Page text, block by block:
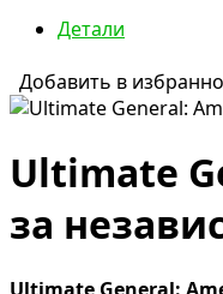
Детали
Добавить в
Ultimate
за